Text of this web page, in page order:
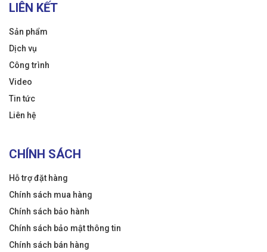
LIÊN KẾT
Sản phẩm
Dịch vụ
Công trình
Video
Tin tức
Liên hệ
CHÍNH SÁCH
Hỗ trợ đặt hàng
Chính sách mua hàng
Chính sách bảo hành
Chính sách bảo mật thông tin
Chính sách bán hàng